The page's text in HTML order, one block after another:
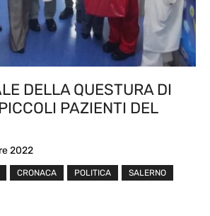
DELLA QUESTURA DI
PAZIENTI DEL
2022
CRONACA POLITICA SALERNO